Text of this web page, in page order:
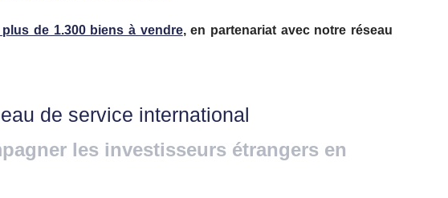
plus de 1.300 biens à vendre, en partenariat avec notre réseau
de service international
les investisseurs étrangers en